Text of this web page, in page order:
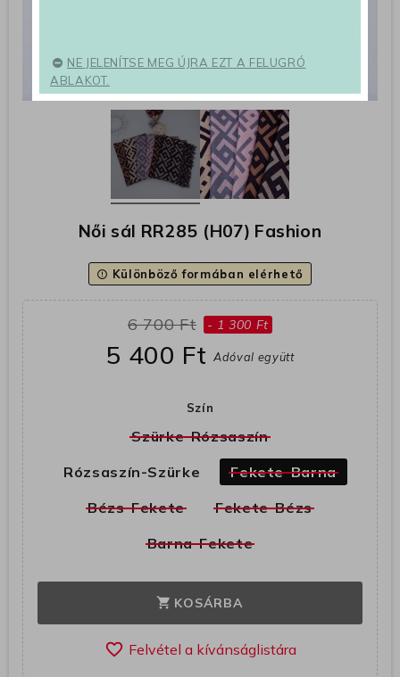
Női sál RR285 (H07) Fashion
error_outline Különböző formában elérhető
6 700 Ft - 1 300 Ft
5 400 FtAdóval együtt
Szín
Szürke-Rózsaszín
Rózsaszín-Szürke
Fekete-Barna
Bézs-Fekete
Fekete-Bézs
Barna-Fekete
shopping_cart KOSÁRBA
favorite_border
NE JELENÍTSE MEG ÚJRA EZT A FELUGRÓ
ABLAKOT.